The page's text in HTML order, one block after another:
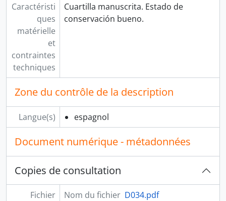
Caractéristi
ques
matérielle
et
contraintes
techniques
Cuartilla manuscrita. Estado de
conservación bueno.
Zone du contrôle de la description
Langue(s) espagnol
Document numérique - métadonnées
Copies de consultation
Fichier
Nom du fichier D034.pdf